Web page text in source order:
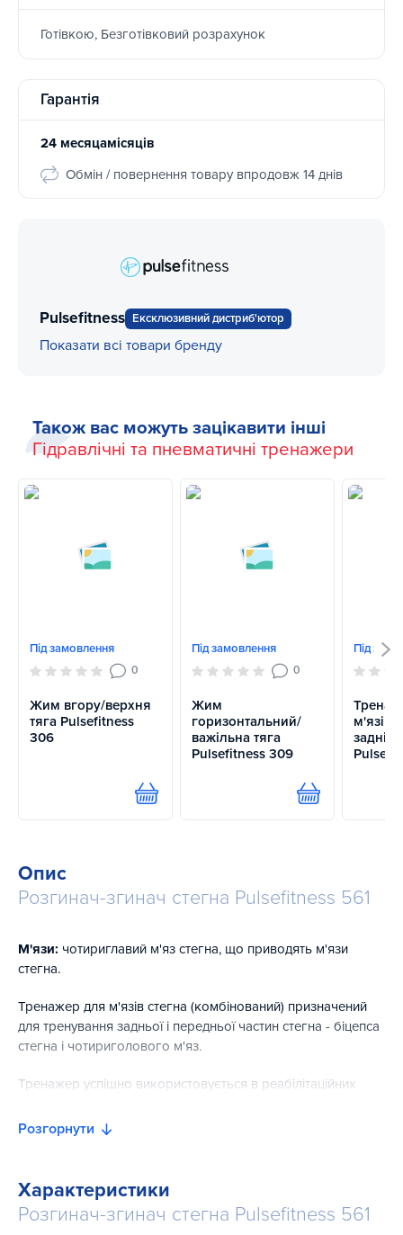
Готівкою, Безготівковий розрахунок
Гарантія
24 месяцамісяців
Обмін / повернення товару впродовж 14 днів
Pulsefitness Ексклюзивний дистриб'ютор
Показати всі товари бренду
Також вас можуть зацікавити інші
Гідравлічні та пневматичні тренажери
Під замовлення
0
Жим вгору/верхня
тяга Pulsefitness
306
Купити
Під замовлення
0
Жим
горизонтальний/
важільна тяга
Pulsefitness 309
Купити
Під
м'язів
задніх
Опис
Розгинач-згинач стегна Pulsefitness 561
М'язи: чотириглавий м'яз стегна, що приводять м'язи
стегна.
Тренажер для м'язів стегна (комбінований) призначений
для тренування задньої і передньої частин стегна - біцепса
стегна і чотириголового м'яз.
Тренажер успішно використовується в реабілітаційних
профілактики захворювань опорно-рухового апарату і
Регульована спинка сидіння легко приводиться в
горизонтальне положення для виконання вправи згинання
Розгорнути
Характеристики
Розгинач-згинач стегна Pulsefitness 561